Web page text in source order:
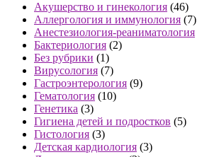
Акушерство и гинекология (46)
Аллергология и иммунология (7)
Анестезиология-реаниматология
Бактериология (2)
Без рубрики (1)
Вирусология (7)
Гастроэнтерология (9)
Гематология (10)
Генетика (3)
Гигиена детей и подростков (5)
Гистология (3)
Детская кардиология (3)